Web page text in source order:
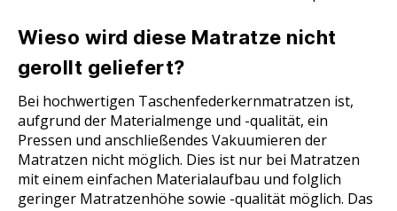
Wieso wird diese Matratze nicht
gerollt geliefert?
Bei hochwertigen Taschenfederkernmatratzen ist,
aufgrund der Materialmenge und -qualität, ein
Pressen und anschließendes Vakuumieren der
Matratzen nicht möglich. Dies ist nur bei Matratzen
mit einem einfachen Materialaufbau und folglich
geringer Matratzenhöhe sowie -qualität möglich. Das